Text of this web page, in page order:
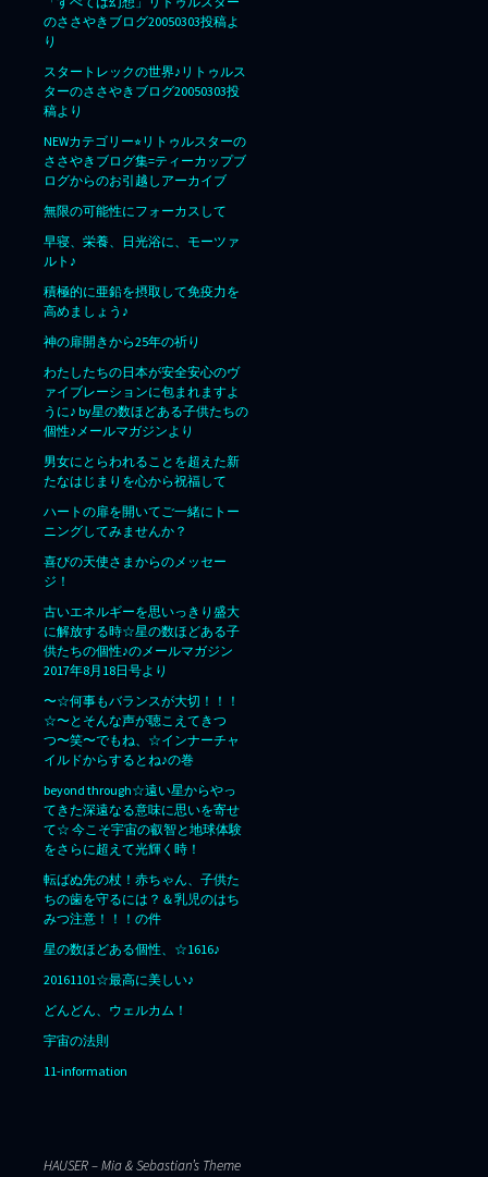
のささやきブログ20050303投稿よ
り
スタートレックの世界♪リトゥルス
ターのささやきブログ20050303投
稿より
NEWカテゴリー⭐︎リトゥルスターの
ささやきブログ集=ティーカップブ
ログからのお引越しアーカイブ
無限の可能性にフォーカスして
早寝、栄養、日光浴に、モーツァ
ルト♪
積極的に亜鉛を摂取して免疫力を
高めましょう♪
神の扉開きから25年の祈り
わたしたちの日本が安全安心のヴ
ァイブレーションに包まれますよ
うに♪ by星の数ほどある子供たちの
個性♪メールマガジンより
男女にとらわれることを超えた新
たなはじまりを心から祝福して
ハートの扉を開いてご一緒にトー
ニングしてみませんか？
喜びの天使さまからのメッセー
ジ！
古いエネルギーを思いっきり盛大
に解放する時☆星の数ほどある子
供たちの個性♪のメールマガジン
2017年8月18日号より
〜☆何事もバランスが大切！！！
☆〜とそんな声が聴こえてきつ
つ〜笑〜でもね、☆インナーチャ
イルドからするとね♪の巻
beyond through☆遠い星からやっ
てきた深遠なる意味に思いを寄せ
て☆ 今こそ宇宙の叡智と地球体験
をさらに超えて光輝く時！
転ばぬ先の杖！赤ちゃん、子供た
ちの歯を守るには？＆乳児のはち
みつ注意！！！の件
星の数ほどある個性、☆1616♪
20161101☆最高に美しい♪
どんどん、ウェルカム！
宇宙の法則
11-information
HAUSER – Mia & Sebastian’s Theme